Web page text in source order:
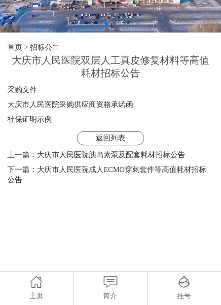
首页 >招标公告
大庆市人民医院双层人工真皮修复材料等高值
耗材招标公告
采购文件
大庆市人民医院采购供应商资格承诺函
社保证明示例
返回列表
上一篇： 大庆市人民医院胰岛素泵及配套耗材招标公告
下一篇： 大庆市人民医院成人ECMO穿刺套件等高值耗材招标
公告
主页 简介 挂号